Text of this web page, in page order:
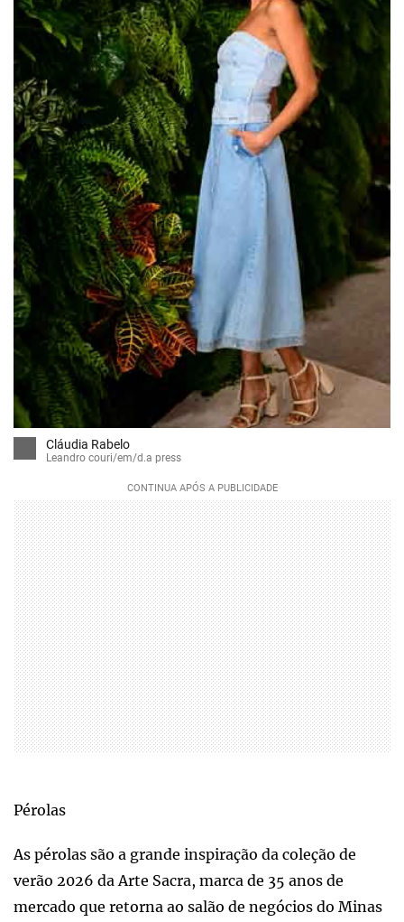
Cláudia Rabelo
Leandro couri/em/d.a press
Pérolas
As pérolas são a grande inspiração da coleção de
verão 2026 da Arte Sacra, marca de 35 anos de
mercado que retorna ao salão de negócios do Minas